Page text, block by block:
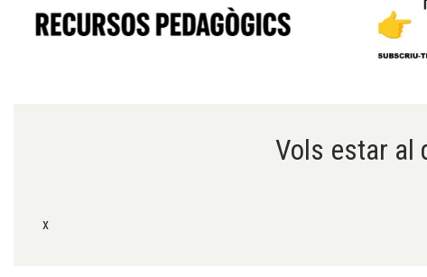
Vols estar al
x